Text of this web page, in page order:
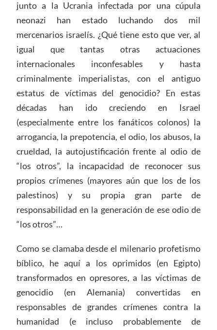
junto a la Ucrania infectada por una cúpula
neonazi han estado luchando dos mil
mercenarios israelís. ¿Qué tiene esto que ver, al
igual que tantas otras actuaciones
internacionales inconfesables y hasta
criminalmente imperialistas, con el antiguo
estatus de víctimas del genocidio? En estas
décadas han ido creciendo en Israel
(especialmente entre los fanáticos colonos) la
arrogancia, la prepotencia, el odio, los abusos, la
crueldad, la autojustificación frente al odio de
“los otros”, la incapacidad de reconocer sus
propios crímenes (mayores aún que los de los
palestinos) y su propia gran parte de
responsabilidad en la generación de ese odio de
“los otros”…
Como se clamaba desde el milenario profetismo
bíblico, he aquí a los oprimidos (en Egipto)
transformados en opresores, a las víctimas de
genocidio (en Alemania) convertidas en
responsables de grandes crímenes contra la
humanidad (e incluso probablemente de